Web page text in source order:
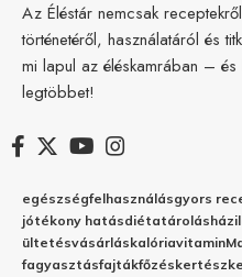
Az Éléstár nemcsak
történetéről, használatáról és
mi lapul az éléskamrában –
legtöbbet!
egészségfelhasználásgyors
jótékony hatásdiétatárolás
ültetésvásárláskalóriavitamin
fagyasztásfajtákfőzés